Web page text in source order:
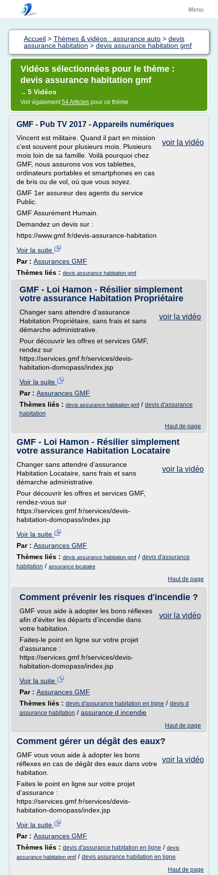
Menu
Accueil > Thèmes & vidéos : assurance auto > devis
assurance habitation > devis assurance habitation gmf
Vidéos sélectionnées pour le thème :
devis assurance habitation gmf
→ 5 Vidéos
Voir également54 Articles pour ce thème
GMF - Pub TV 2017 - Appareils numériques
voir la vidéo
Vincent est militaire. Quand il part en mission
c’est souvent pour plusieurs mois. Plusieurs
mois loin de sa famille. Voilà pourquoi chez
GMF, nous assurons vos vos tablettes,
ordinateurs portables et smartphones en cas
de bris ou de vol, où que vous soyez.
GMF 1er assureur des agents du service
Public.
GMF Assurément Humain.
Demandez un devis sur :
https://www.gmf.fr/devis-assurance-habitation
Voir la suite
Par : Assurances GMF
Thèmes liés : devis assurance habitation gmf
GMF - Loi Hamon - Résilier simplement
votre assurance Habitation Propriétaire
voir la vidéo
Changer sans attendre d’assurance
Habitation Propriétaire, sans frais et sans
démarche administrative.
Pour découvrir les offres et services GMF,
rendez sur
https://services.gmf.fr/services/devis-
habitation-domopass/index.jsp
Voir la suite
Par : Assurances GMF
Thèmes liés : devis assurance habitation gmf / devis d'assurance
habitation
Haut de page
GMF - Loi Hamon - Résilier simplement
votre assurance Habitation Locataire
voir la vidéo
Changer sans attendre d’assurance
Habitation Locataire, sans frais et sans
démarche administrative.
Pour découvrir les offres et services GMF,
rendez-vous sur
https://services.gmf.fr/services/devis-
habitation-domopass/index.jsp
Voir la suite
Par : Assurances GMF
Thèmes liés : devis assurance habitation gmf / devis d'assurance
habitation / assurance locataire
Haut de page
Comment prévenir les risques d'incendie ?
voir la vidéo
GMF vous aide à adopter les bons réflexes
afin d’éviter les départs d’incendie dans
votre habitation.
Faites-le point en ligne sur votre projet
d’assurance :
https://services.gmf.fr/services/devis-
habitation-domopass/index.jsp
Voir la suite
Par : Assurances GMF
Thèmes liés : devis d'assurance habitation en ligne / devis d
assurance habitation / assurance d incendie
Haut de page
Comment gérer un dégât des eaux?
voir la vidéo
GMF vous vous aide à adopter les bons
réflexes en cas de dégât des eaux dans votre
habitation.
Faites le point en ligne sur votre projet
d’assurance :
https://services.gmf.fr/services/devis-
habitation-domopass/index.jsp
Voir la suite
Par : Assurances GMF
Thèmes liés : devis d'assurance habitation en ligne / devis
assurance habitation gmf / devis assurance habitation en ligne
Haut de page